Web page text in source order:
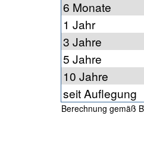
6 Monate
1 Jahr
3 Jahre
5 Jahre
10 Jahre
seit Auflegung
Berechnung gemäß